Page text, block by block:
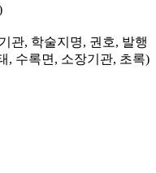
관, 학술지명, 권호, 발행
, 수록면, 소장기관, 초록)